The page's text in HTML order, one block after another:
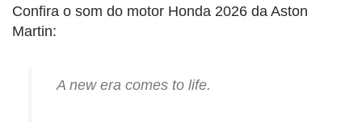
Confira o som do motor Honda 2026 da Aston
Martin:
A new era comes to life.